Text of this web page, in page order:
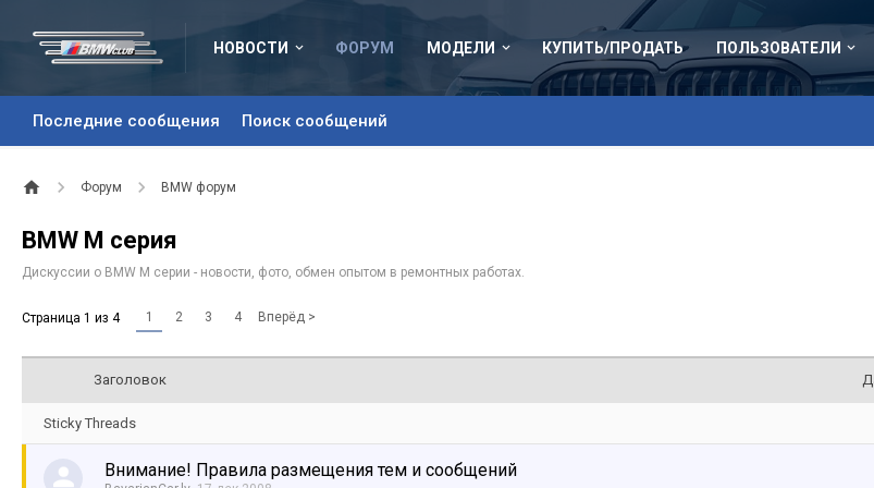
НОВОСТИ ФОРУМ
Последние сообщения Поиск сообщений
МОДЕЛИ КУПИТЬ/ПРОДАТЬ ПОЛЬЗОВАТЕЛИ
Форум BMW форум
BMW M серия
Дискуссии о BMW М серии - новости, фото, обмен опытом в ремонтных работах.
Страница 1 из 4 1 2 3 4 Вперёд >
Заголовок
Sticky Threads
Внимание! Правила размещения тем и сообщений